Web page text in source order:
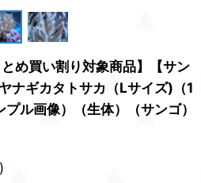
とめ買い割り対象商品】【サン
ナギカタトサカ（Lサイズ)（1
ル画像）（生体）（サンゴ）